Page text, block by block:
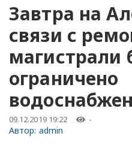
Завтра на
связи с
магистрали
ограничено
09.12.2019 19:22 -
Автор: admin